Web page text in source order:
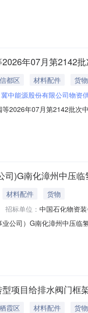
"我要注册"。注册信息提
年07月第2142
都区 材料配件
货物
冀中能源股份有限公司物资
2026年07月第2142批
台2.0002027-04-
司)G南化漳州中压
材料配件
货物
招标单位： 中国石化物资
公司）G南化漳州中压
话:02586486132邮箱
项目给排水阀门框
霞区 材料配件
货物